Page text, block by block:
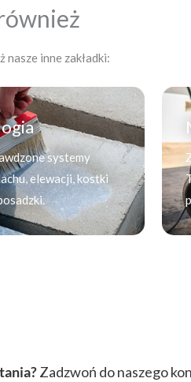
nasze inne zakładki:
systemy
elewacji, kostki
Zadzwoń do naszego